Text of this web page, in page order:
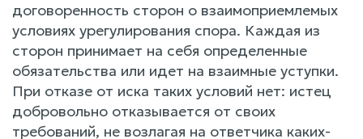
договоренность сторон о взаимоприемлемых
условиях урегулирования спора. Каждая из
сторон принимает на себя определенные
обязательства или идет на взаимные уступки.
При отказе от иска таких условий нет: истец
добровольно отказывается от своих
требований, не возлагая на ответчика каких-